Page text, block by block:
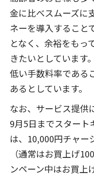
金に比べスムーズに
ネーを導入すること
となく、余裕をもっ
きたいとしています
低い手数料率である
あるとしています。
なお、サービス提供
9月5日までスタート
は、10,000円チャー
（通常はお買上げ
ンペーン中はお買上